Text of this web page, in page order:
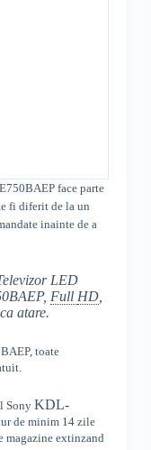
face parte
fi diferit de la un
inainte de a
LED
Full HD,
atare.
toate
Sony KDL-
de minim 14 zile
extinzand